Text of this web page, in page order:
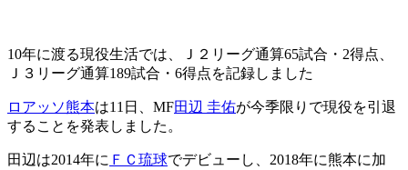
10年に渡る現役生活では、Ｊ２リーグ通算65試合・2得点、
Ｊ３リーグ通算189試合・6得点を記録しました
ロアッソ熊本は11日、MF田辺 圭佑が今季限りで現役を引退
することを発表しました。
田辺は2014年に ＦＣ琉球でデビューし、2018年に熊本に加